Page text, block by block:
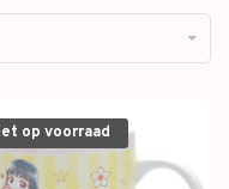
op voorraad